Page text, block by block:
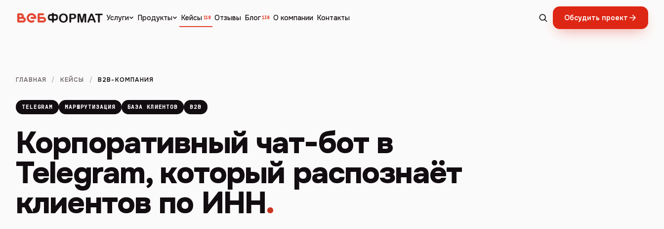
Услуги Продукты Кейсы 118 Отзывы Блог 138 О компании Контакты Обсудить проект
ГЛАВНАЯ / КЕЙСЫ / B2B-КОМПАНИЯ
TELEGRAM МАРШРУТИЗАЦИЯ БАЗА КЛИЕНТОВ B2B
Корпоративный чат-бот в
Telegram, который распознаёт
клиентов по ИНН.